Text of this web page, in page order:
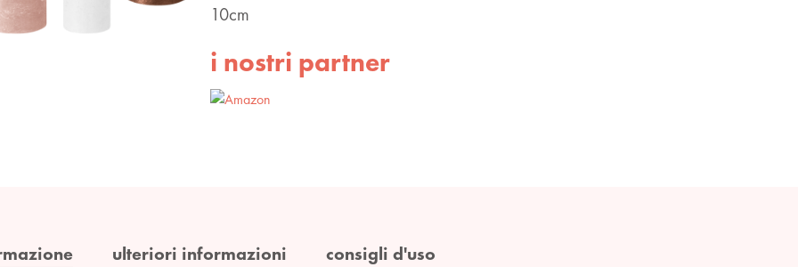
10cm
i nostri partner
ulteriori informazioni consigli d'uso